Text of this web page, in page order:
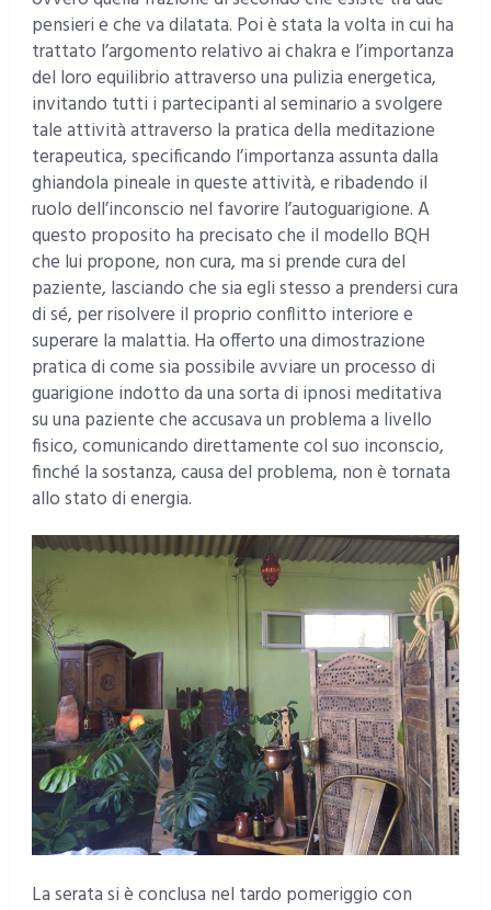
pensieri e che va dilatata. Poi è stata la volta in cui ha
trattato l’argomento relativo ai chakra e l’importanza
del loro equilibrio attraverso una pulizia energetica,
invitando tutti i partecipanti al seminario a svolgere
tale attività attraverso la pratica della meditazione
terapeutica, specificando l’importanza assunta dalla
ghiandola pineale in queste attività, e ribadendo il
ruolo dell’inconscio nel favorire l’autoguarigione. A
questo proposito ha precisato che il modello BQH
che lui propone, non cura, ma si prende cura del
paziente, lasciando che sia egli stesso a prendersi cura
di sé, per risolvere il proprio conflitto interiore e
superare la malattia. Ha offerto una dimostrazione
pratica di come sia possibile avviare un processo di
guarigione indotto da una sorta di ipnosi meditativa
su una paziente che accusava un problema a livello
fisico, comunicando direttamente col suo inconscio,
finché la sostanza, causa del problema, non è tornata
allo stato di energia.
La serata si è conclusa nel tardo pomeriggio con